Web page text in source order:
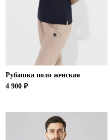
Рубашка поло женская
4 900 ₽